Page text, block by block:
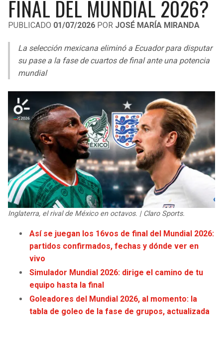
LIGA DE EXPANSIÓN MX
LEAGUES CUP
UEFA EUROPA LEAGUE
UEFA CONFERENCE LEAGUE
MLS
COPA LIBERTADORES
LIGA BETPLAY
OTRAS LIGAS
RAIDERS
CHARGERS
RAVENS
BENGALS
BROWNS
STEELERS
TEXANS
COLTS
JAGUARS
TITANS
COWBOYS
GIANTS
CAVALIERS
PISTONS
PACERS
BUCKS
HAWKS
HORNETS
HEAT
MAGIC
WIZARDS
WARRIORS
CLIPPERS
LAKERS
FINAL DEL MUNDIAL 2026?
PUBLICADO 01/07/2026 POR JOSÉ MARÍA MIRANDA
La selección mexicana eliminó a Ecuador para disputar
su pase a la fase de cuartos de final ante una potencia
mundial
Inglaterra, el rival de México en octavos. | Claro Sports.
Así se juegan los 16vos de final del Mundial 2026:
partidos confirmados, fechas y dónde ver en
vivo
Simulador Mundial 2026: dirige el camino de tu
equipo hasta la final
Goleadores del Mundial 2026, al momento: la
tabla de goleo de la fase de grupos, actualizada